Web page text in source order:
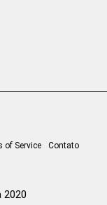
of Service Contato
2020